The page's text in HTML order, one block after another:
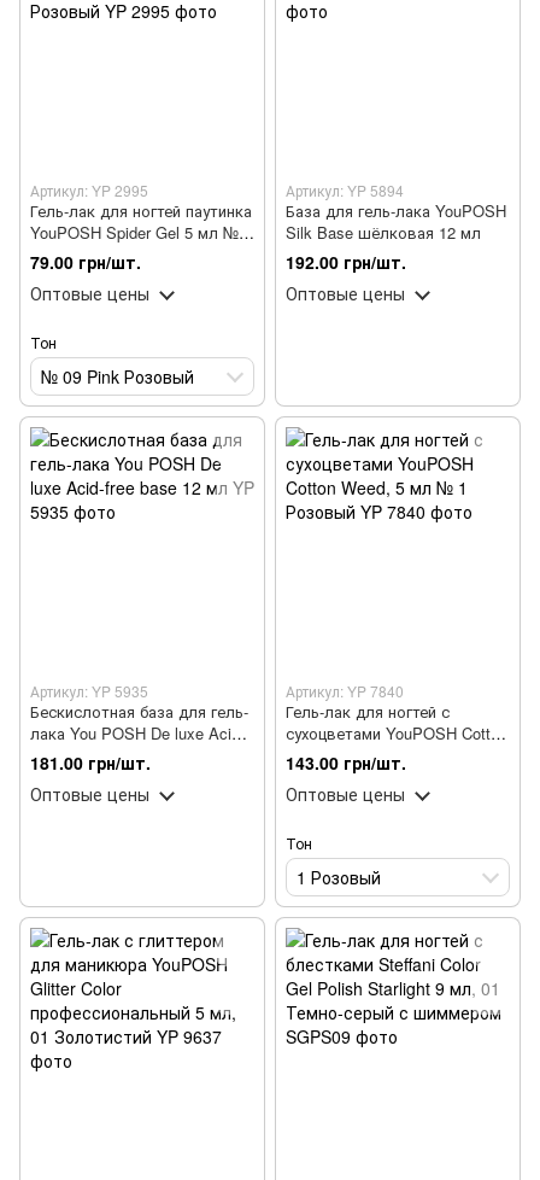
Артикул: YP 2995
Гель-лак для ногтей паутинка
YouPOSH Spider Gel 5 мл №
09 Pink Розовый
79.00 грн/шт.
Оптовые цены
Тон
№ 09 Pink Розовый
Артикул: YP 5894
База для гель-лака YouPOSH
Silk Base шёлковая 12 мл
192.00 грн/шт.
Оптовые цены
Артикул: YP 5935
Бескислотная база для гель-
лака You POSH De luxe Acid-
free base 12 мл
181.00 грн/шт.
Оптовые цены
Артикул: YP 7840
Гель-лак для ногтей с
сухоцветами YouPOSH Cotton
Weed, 5 мл № 1 Розовый
143.00 грн/шт.
Оптовые цены
Тон
1 Розовый